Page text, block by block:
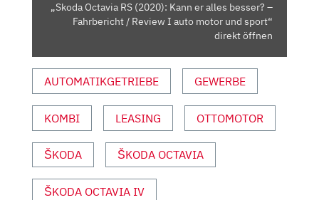
FAHRBERICHT
I
AUTO
MOTOR
UND
VON
YOUTUBE
ANZEIGEN
„Skoda Octavia RS (2020): Kann er alles besser? –
Fahrbericht / Review I auto motor und sport“
direkt öffnen
AUTOMATIKGETRIEBE GEWERBE
KOMBI LEASING OTTOMOTOR
ŠKODA ŠKODA OCTAVIA
ŠKODA OCTAVIA IV